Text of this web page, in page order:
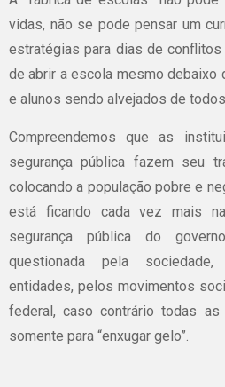
vidas, não se pode pensar um
estratégias para dias de
de abrir a escola mesmo
e alunos sendo alvejados de
Compreendemos que as
segurança pública fazem seu
colocando a população pobre e
está ficando cada vez mais
segurança pública do
questionada pela
entidades, pelos movimentos
federal, caso contrário todas
somente para “enxugar gelo”.